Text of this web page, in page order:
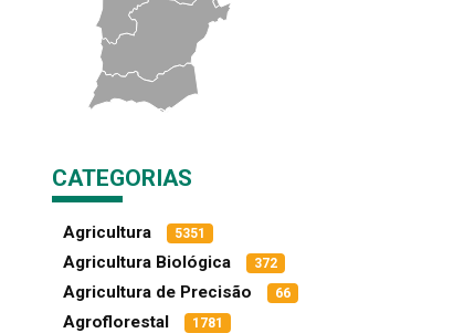
CATEGORIAS
Agricultura 5351
Agricultura Biológica 372
Agricultura de Precisão 66
Agroflorestal 1781